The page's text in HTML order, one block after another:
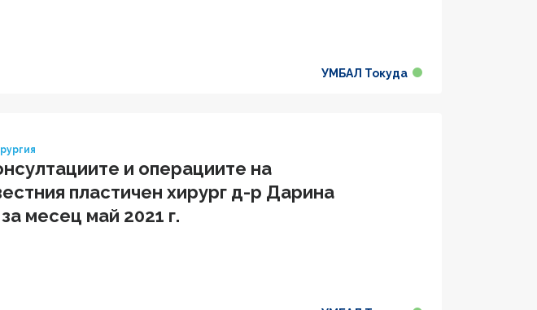
УМБАЛ Токуда
и операциите на
пластичен хирург д-р Дарина
месец май 2021 г.